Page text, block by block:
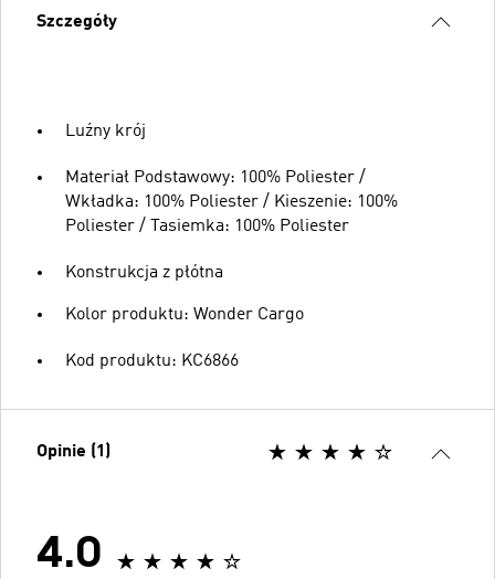
Szczegóły
Luźny krój
Materiał Podstawowy: 100% Poliester /
Wkładka: 100% Poliester / Kieszenie: 100%
Poliester / Tasiemka: 100% Poliester
Konstrukcja z płótna
Kolor produktu: Wonder Cargo
Kod produktu: KC6866
Opinie (1)
4.0